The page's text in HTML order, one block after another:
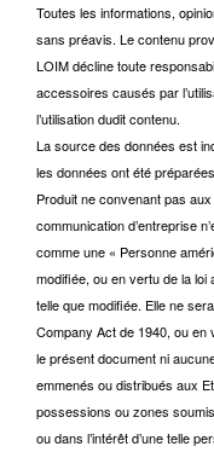
Toutes les informations,
sans préavis. Le contenu
LOIM décline toute
accessoires causés par
l’utilisation dudit contenu.
La source des données est
les données ont été
Produit ne convenant pas
communication d’entreprise
comme une « Personne
modifiée, ou en vertu de la
telle que modifiée. Elle ne
Company Act de 1940, ou en
le présent document ni
emmenés ou distribués aux
possessions ou zones
ou dans l’intérêt d’une telle